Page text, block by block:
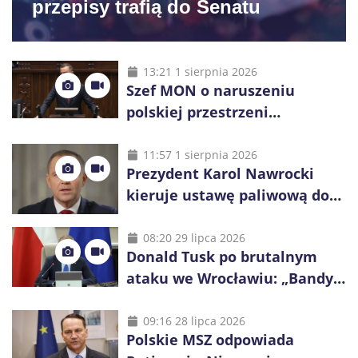
przepisy trafią do Senatu
13:21 1 sierpnia 2026
Szef MON o naruszeniu
polskiej przestrzeni
zostałaby zestrzelona”
11:57 1 sierpnia 2026
Prezydent Karol Nawrocki
kieruje ustawę paliwową do
Ostrzega przed podwyżkami
08:20 29 lipca 2026
Donald Tusk po brutalnym
ataku we Wrocławiu: „Bandyci
polskich ulicach”
09:16 28 lipca 2026
Polskie MSZ odpowiada